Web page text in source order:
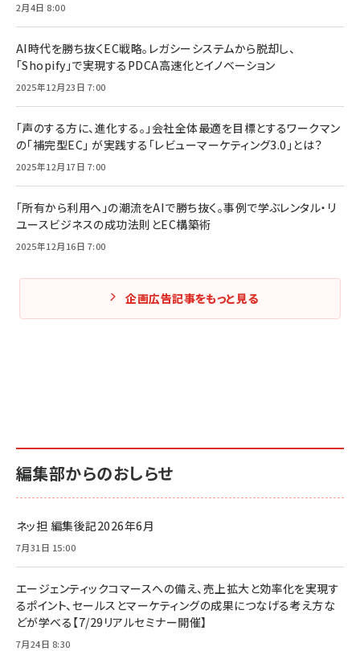
2月4日 8:00
AI時代を勝ち抜くEC戦略。レガシーシステムから脱却し、
「Shopify」で実現するPDCA高速化とイノベーション
2025年12月23日 7:00
「声のする方に、進化する。」会社全体最適を目標とするワークマン
の「補完型EC」 が実践する「レビューマーケティング3.0」とは？
2025年12月17日 7:00
「所有から利用へ」の潮流をAIで勝ち抜く。事例で学ぶレンタル・リ
ユースビジネスの成功法則とEC構築術
2025年12月16日 7:00
企画広告記事をもっと見る
編集部からのおしらせ
ネッ担 編集後記2026年6月
7月31日 15:00
エージェンティックコマースへの備え、売上拡大と効率化を実現す
るポイント、セールスとマーケティングの成果につなげる考え方な
どが学べる【7/29リアルセミナー開催】
7月24日 8:30